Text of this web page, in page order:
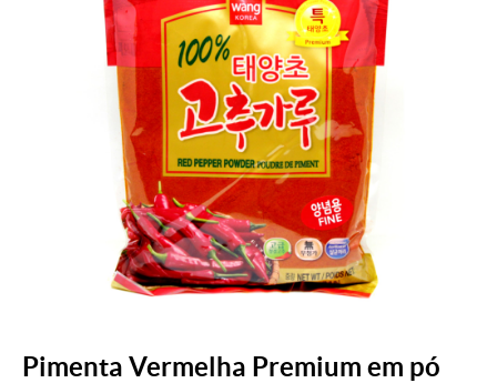
Pimenta Vermelha Premium em pó